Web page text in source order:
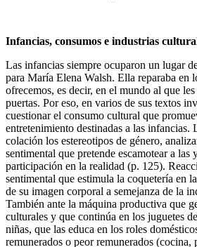
Infancias, consumos e industrias
Las infancias siempre ocuparon un lugar
para María Elena Walsh. Ella reparaba en
ofrecemos, es decir, en el mundo al que
puertas. Por eso, en varios de sus textos
cuestionar el consumo cultural que
entretenimiento destinadas a las infancias.
colación los estereotipos de género,
sentimental que pretende escamotear a las
participación en la realidad (p. 125).
sentimental que estimula la coquetería en
de su imagen corporal a semejanza de la
También ante la máquina productiva que
culturales y que continúa en los juguetes
niñas, que las educa en los roles
remunerados o peor remunerados